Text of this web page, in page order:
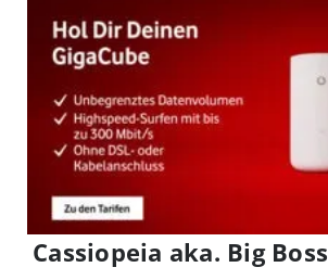
Cassiopeia aka. Big Boss